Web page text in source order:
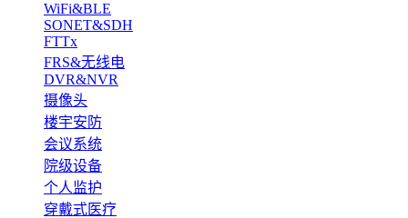
WiFi&BLE
SONET&SDH
FTTx
FRS&无线电
DVR&NVR
摄像头
楼宇安防
会议系统
院级设备
个人监护
穿戴式医疗